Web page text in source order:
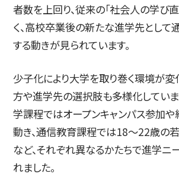
卒業生の方 企
日本 English
简体字
者数を上回り、従来の「社会人の学び
く、高校卒業後の新たな進学先とし
する動きが見られています。
少子化により大学を取り巻く環境が変
方や進学先の選択肢も多様化していま
学課程ではオープンキャンパス参加
動き、通信教育課程では18〜22歳の
など、それぞれ異なるかたちで進学ニ
れました。